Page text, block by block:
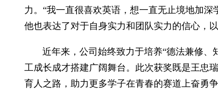
力。“我一直很喜欢英语，想一直无止境地加
他也表达了对于自身实力和团队实力的信心，
近年来，公司始终致力于培养“德法兼修
工成长成才搭建广阔舞台。此次获奖既是王忠
育人之路，助力更多学子在青春的赛道上奋勇